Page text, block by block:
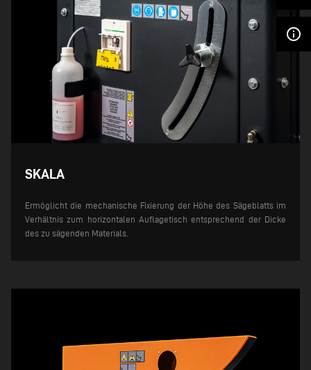
info_outline
SKALA
Ermöglicht die mechanische Fixierung der Höhe des Sägeblatts im
Verhältnis zum horizontalen Auflagetisch entsprechend der Dicke
des zu sägenden Materials.